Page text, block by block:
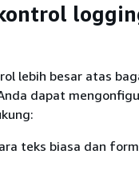
lebih besar atas
dapat
teks biasa dan